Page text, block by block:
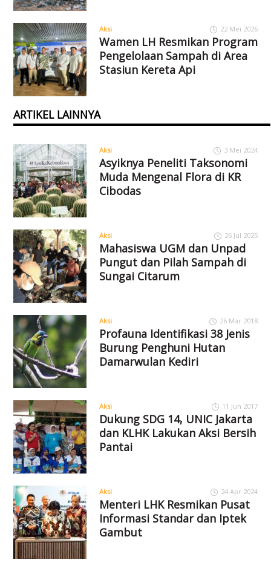
Aksi 22 Mei 2026
Wamen LH Resmikan Program
Pengelolaan Sampah di Area
Stasiun Kereta Api
ARTIKEL LAINNYA
Aksi 3 Mei 2024
Asyiknya Peneliti Taksonomi
Muda Mengenal Flora di KR
Cibodas
Aksi 26 Jul 2025
Mahasiswa UGM dan Unpad
Pungut dan Pilah Sampah di
Sungai Citarum
Aksi 26 Mar 2018
Profauna Identifikasi 38 Jenis
Burung Penghuni Hutan
Damarwulan Kediri
Aksi 11 Jun 2017
Dukung SDG 14, UNIC Jakarta
dan KLHK Lakukan Aksi Bersih
Pantai
Aksi 24 Apr 2024
Menteri LHK Resmikan Pusat
Informasi Standar dan Iptek
Gambut